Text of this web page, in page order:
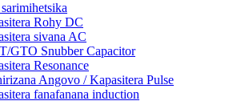
Rohy DC
sivana AC
GTO Snubber Capacitor
Resonance
Angovo / Kapasitera Pulse
fanafanana induction